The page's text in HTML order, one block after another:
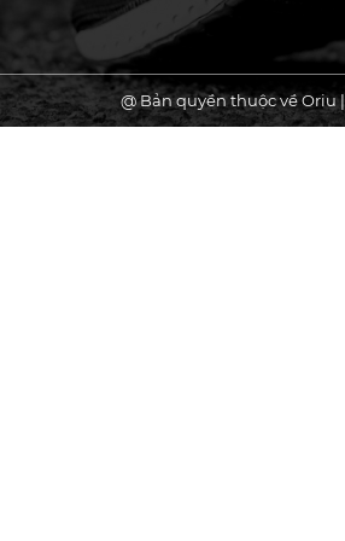
@ Bản quyền thuộc về Oriu|